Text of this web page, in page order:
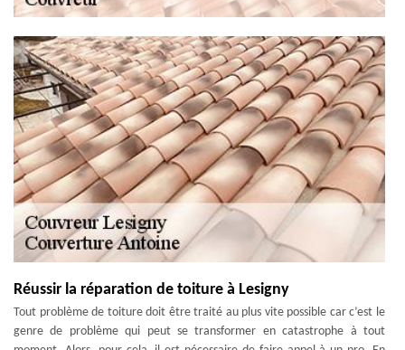
Réussir la réparation de toiture à Lesigny
Tout problème de toiture doit être traité au plus vite possible car c’est le
genre de problème qui peut se transformer en catastrophe à tout